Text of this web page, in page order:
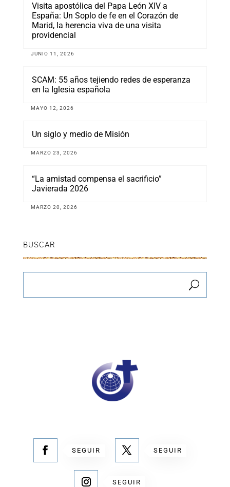
Visita apostólica del Papa León XIV a
España: Un Soplo de fe en el Corazón de
Marid, la herencia viva de una visita
providencial
JUNIO 11, 2026
SCAM: 55 años tejiendo redes de esperanza
en la Iglesia española
MAYO 12, 2026
Un siglo y medio de Misión
MARZO 23, 2026
“La amistad compensa el sacrificio”
Javierada 2026
MARZO 20, 2026
BUSCAR
SEGUIR SEGUIR
SEGUIR